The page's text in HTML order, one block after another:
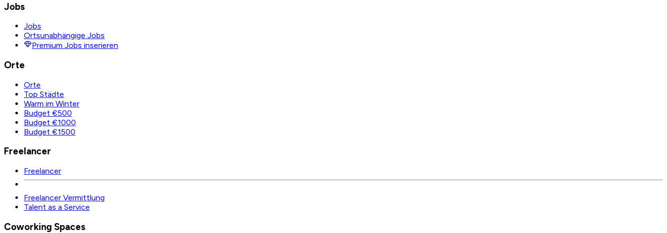
Jobs
Jobs
Ortsunabhängige Jobs
Premium Jobs inserieren
Orte
Orte
Top Städte
Warm im Winter
Budget €500
Budget €1000
Budget €1500
Freelancer
Freelancer
Freelancer Vermittlung
Talent as a Service
Coworking Spaces